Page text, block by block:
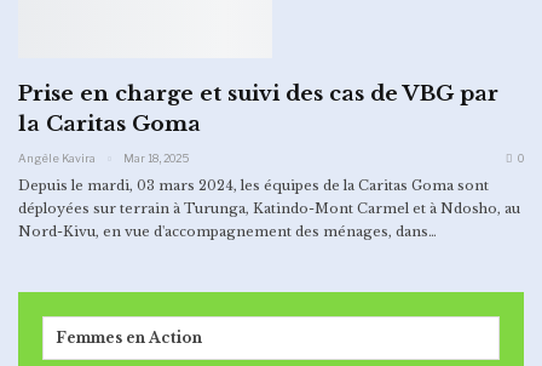
Prise en charge et suivi des cas de VBG par
la Caritas Goma
Angèle Kavira Mar 18, 2025 0
Depuis le mardi, 03 mars 2024, les équipes de la Caritas Goma sont
déployées sur terrain à Turunga, Katindo-Mont Carmel et à Ndosho, au
Nord-Kivu, en vue d'accompagnement des ménages, dans…
Femmes en Action